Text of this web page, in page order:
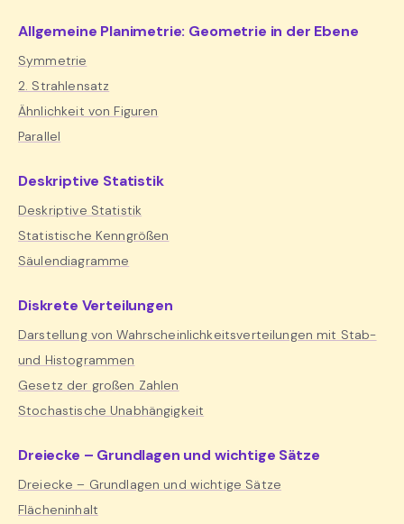
Allgemeine Planimetrie: Geometrie in der Ebene
Symmetrie
2. Strahlensatz
Ähnlichkeit von Figuren
Parallel
Deskriptive Statistik
Deskriptive Statistik
Statistische Kenngrößen
Säulendiagramme
Diskrete Verteilungen
Darstellung von Wahrscheinlichkeitsverteilungen mit Stab-
und Histogrammen
Gesetz der großen Zahlen
Stochastische Unabhängigkeit
Dreiecke – Grundlagen und wichtige Sätze
Dreiecke – Grundlagen und wichtige Sätze
Flächeninhalt